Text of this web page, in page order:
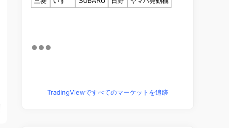
TradingViewですべてのマーケットを追跡